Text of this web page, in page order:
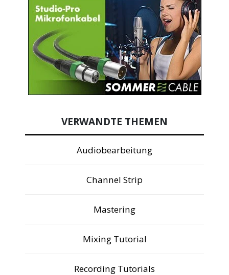
VERWANDTE THEMEN
Audiobearbeitung
Channel Strip
Mastering
Mixing Tutorial
Recording Tutorials